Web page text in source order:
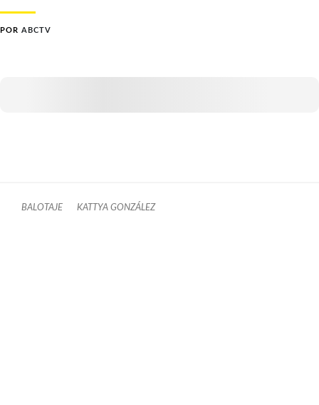
POR ABCTV
BALOTAJE KATTYA GONZÁLEZ